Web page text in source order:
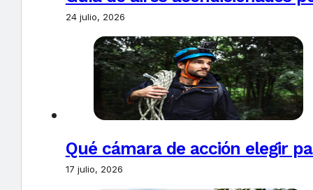
24 julio, 2026
Qué cámara de acción elegir
17 julio, 2026